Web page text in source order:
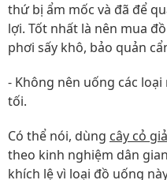
thứ bị ẩm mốc và đã để
lợi. Tốt nhất là nên mua
phơi sấy khô, bảo quản
- Không nên uống các
tối.
Có thể nói, dùng cây cỏ
theo kinh nghiệm dân
khích lệ vì loại đồ uống